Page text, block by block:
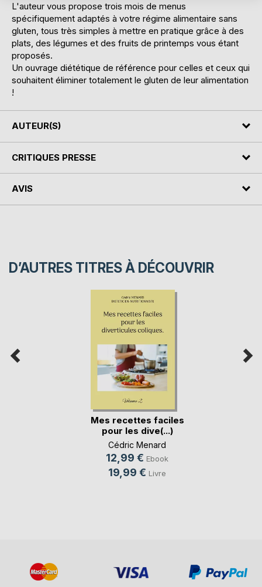
L'auteur vous propose trois mois de menus
spécifiquement adaptés à votre régime alimentaire sans
gluten, tous très simples à mettre en pratique grâce à des
plats, des légumes et des fruits de printemps vous étant
proposés.
Un ouvrage diététique de référence pour celles et ceux qui
souhaitent éliminer totalement le gluten de leur alimentation
!
AUTEUR(S)
CRITIQUES PRESSE
AVIS
D’AUTRES TITRES À DÉCOUVRIR
Mes recettes faciles
pour les dive(...)
Cédric Menard
12,99 € Ebook
19,99 € Livre